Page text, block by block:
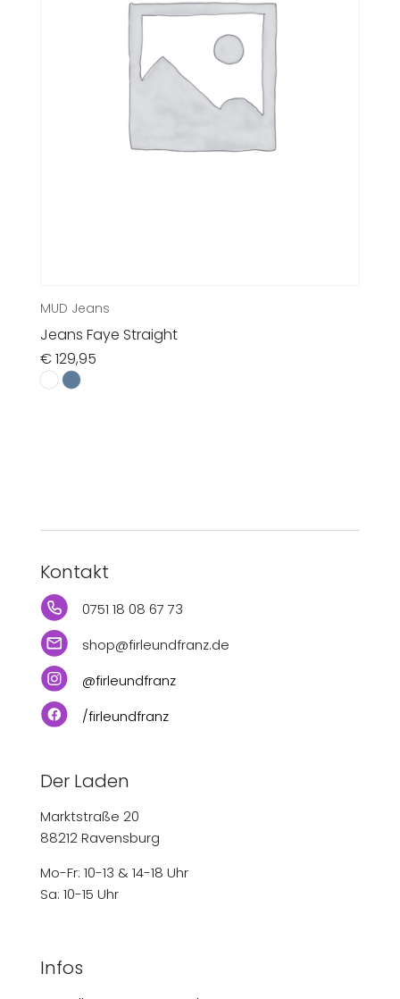
MUD Jeans
Jeans Faye Straight
€129,95
Kontakt
0751 18 08 67 73
shop@firleundfranz.de
@firleundfranz
/firleundfranz
Der Laden
Marktstraße 20
88212 Ravensburg
Mo-Fr: 10-13 & 14-18 Uhr
Sa: 10-15 Uhr
Infos